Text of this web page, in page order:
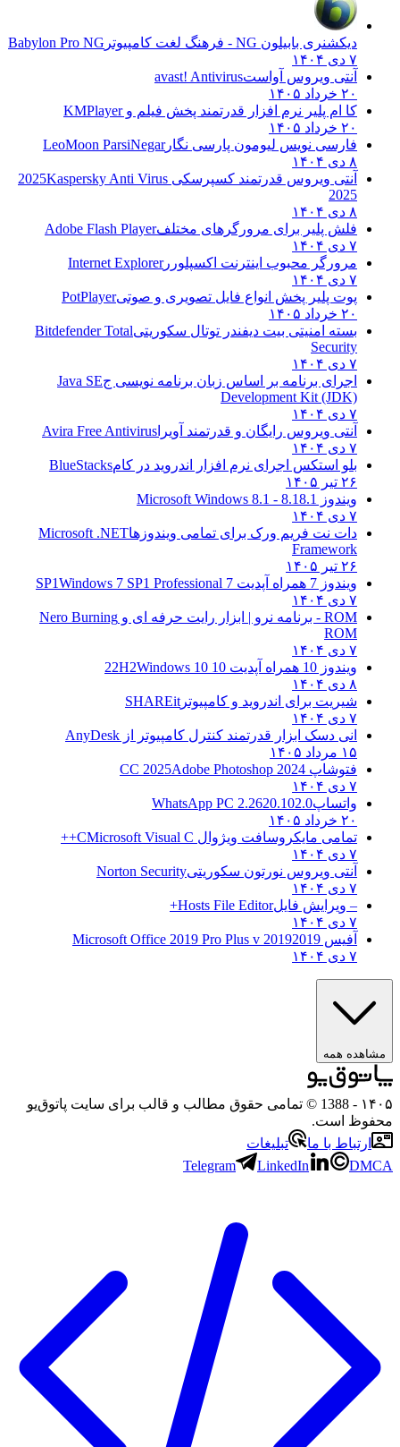
دیکشنری بابیلون NG - فرهنگ لغت کامپیوتر
Babylon Pro NG
۷ دی ۱۴۰۴
آنتی ویروس آواستavast! Antivirus
۲۰ خرداد ۱۴۰۵
کا ام پلیر نرم افزار قدرتمند پخش فیلم وKMPlayer
۲۰ خرداد ۱۴۰۵
فارسی نویس لیومون پارسی نگارLeoMoon ParsiNegar
۸ دی ۱۴۰۴
آنتی ویروس قدرتمند کسپرسکی 2025 Kaspersky Anti Virus
2025
۸ دی ۱۴۰۴
فلش پلیر برای مرورگرهای مختلفAdobe Flash Player
۷ دی ۱۴۰۴
مرورگر محبوب اینترنت اکسپلوررInternet Explorer
۷ دی ۱۴۰۴
پوت پلیر پخش انواع فایل تصویری و صوتیPotPlayer
۲۰ خرداد ۱۴۰۵
بسته امنیتی بیت دیفندر توتال سکوریتیBitdefender Total
Security
۷ دی ۱۴۰۴
اجرای برنامه بر اساس زبان برنامه نویسی جJava SE
Development Kit (JDK)
۷ دی ۱۴۰۴
آنتی ویروس رایگان و قدرتمند آویرا Avira Free Antivirus
۷ دی ۱۴۰۴
بلو استکس اجرای نرم افزار اندروید در کامBlueStacks
۲۶ تیر ۱۴۰۵
ویندوز 8.1
8.1 - Microsoft Windows 8.1
۷ دی ۱۴۰۴
دات نت فریم ورک برای تمامی ویندوزهاMicrosoft .NET
Framework
۲۶ تیر ۱۴۰۵
ویندوز 7 همراه آپدیت 7 SP1
Windows 7 SP1 Professional
۷ دی ۱۴۰۴
ROM - برنامه نرو | ابزار رایت حرفه ای و
Nero Burning
ROM
۷ دی ۱۴۰۴
ویندوز 10 همراه آپدیت 10 22H2
Windows 10
۸ دی ۱۴۰۴
شیریت برای اندروید و کامپیوتر SHAREit
۷ دی ۱۴۰۴
انی دسک ابزار قدرتمند کنترل کامپیوتر از AnyDesk
۱۵ مرداد ۱۴۰۵
فتوشاپ CC 2025 Adobe Photoshop 2024
۷ دی ۱۴۰۴
واتساپWhatsApp PC 2.2620.102.0
۲۰ خرداد ۱۴۰۵
تمامی مایکروسافت ویژوال C Microsoft Visual C++
۷ دی ۱۴۰۴
آنتی ویروس نورتون سکوریتیNorton Security
۷ دی ۱۴۰۴
– ویرایش فایلHosts File Editor+
۷ دی ۱۴۰۴
آفیس 2019 2019 Microsoft Office 2019 Pro Plus v
۷ دی ۱۴۰۴
مشاهده همه
۱۴۰۵
- 1388 © تمامی حقوق مطالب و قالب برای سایت پاتوق‌یو
محفوظ است.
ارتباط با ما
تبلیغات
Telegram
LinkedIn DMCA